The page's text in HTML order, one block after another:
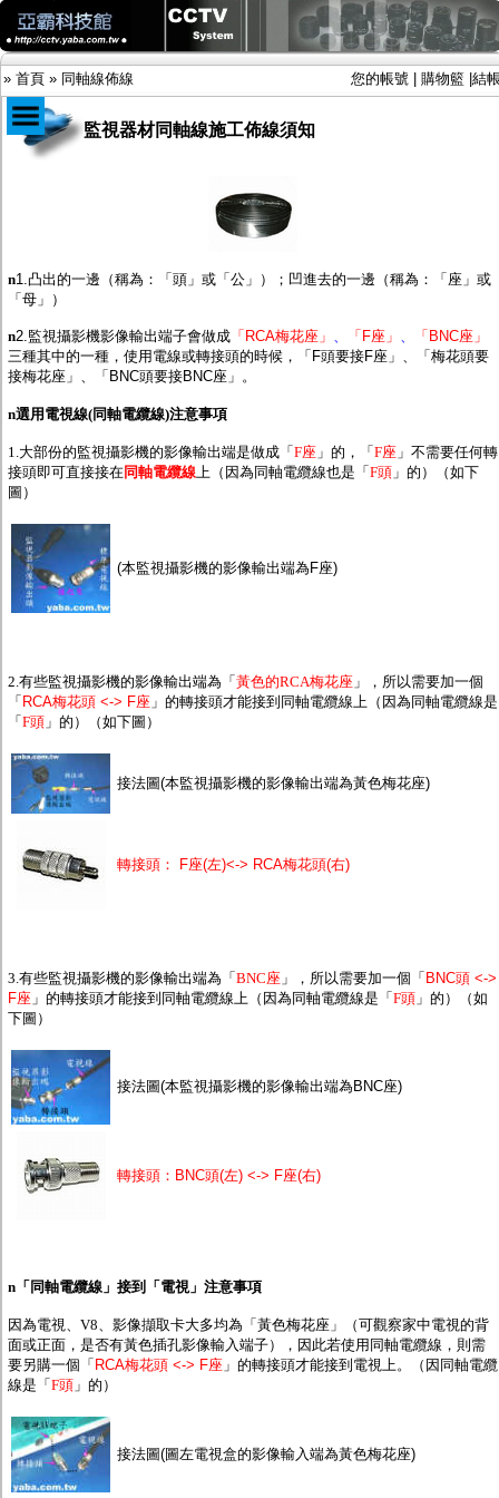
» 首頁 » 同軸線佈線 您的帳號 購物籃 結
AHD半球型(適用屋內)
AHD中小型紅外線攝影機(適用騎樓、室內外)
距離遠）
AHD特殊功能型攝影機
旋轉型攝影機.旋轉台
傳統高解析攝影機
鏡頭
投光設備
防護罩及支架
網路設備
視訊轉換設備
雙絞線傳輸器
雜訊改善器
分配放大器
懶人線.同軸線.花線
線頭.插座.延長線.HDMI線
集線盒.防水盒.配線盒
轉接頭
偽裝嚇阻假監視器. 警示防盜貼紙
行車紀錄器.車用插座配件
客訂商品
監視器材同軸線施工佈線須知
n1.凸出的一邊（稱為：「頭」或「公」）；凹進去的一邊（稱為：「座」或
「母」）
n2.監視攝影機影像輸出端子會做成 「RCA梅花座」 「F座」
「BNC座」
三種其中的一種，使用電線或轉接頭的時候，「F頭要接F座」、「梅花頭要
接梅花座」、「BNC頭要接BNC座」。
n選用電視線(同軸電纜線)注意事項
1.大部份的監視攝影機的影像輸出端是做成「 F座 」的，「 F座 」不需要任何轉
接頭即可直接接在同軸電纜線 上（因為同軸電纜線也是「 F頭 」的）（如下
圖）
(本監視攝影機的影像輸出端為F座)
2.有些監視攝影機的影像輸出端為「 黃色的RCA梅花座 」，所以需要加一個
「 RCA梅花頭 <-> F座 」的轉接頭才能接到同軸電纜線上（因為同軸電纜線是
「 F頭 」的）（如下圖）
接法圖(本監視攝影機的影像輸出端為黃色梅花座)
轉接頭： F座(左)<-> RCA梅花頭(右)
3.有些監視攝影機的影像輸出端為「 BNC座 」，所以需要加一個「 BNC頭 <->
F座 」的轉接頭才能接到同軸電纜線上（因為同軸電纜線是「 F頭 」的）（如
下圖）
接法圖(本監視攝影機的影像輸出端為BNC座)
轉接頭：BNC頭(左) <-> F座(右)
n 「同軸電纜線」接到「電視」注意事項
因為電視、V8、影像擷取卡大多均為「黃色梅花座」
（可觀察家中電視的背
面或正面，是否有黃色插孔影像輸入端子）
，因此若使用同軸電纜線，則需
要另購一個「 RCA梅花頭 <-> F座 」的轉接頭才能接到電視上。（因同軸電纜
線是「 F頭 」的）
接法圖(圖左電視盒的影像輸入端為黃色梅花座)